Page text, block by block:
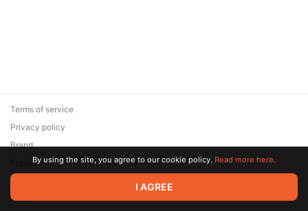
© 2026 Zaya Solutions Limited. All rights reserved. All trademarks
are the property of their respective owners.
Terms of service
Privacy policy
Brand
SupportBy using the site, you agree to our cookie policy. Read more here.
I AGREE